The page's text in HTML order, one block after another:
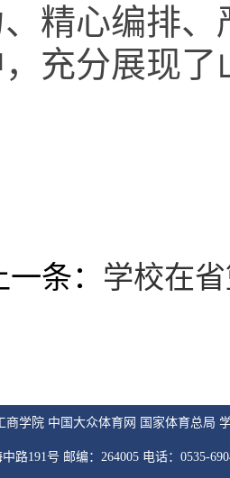
、精心编排
，充分展现
一条： 学校在
商学院 中国大众体育网 国家体育总局
路191号 邮编：264005 电话：0535-